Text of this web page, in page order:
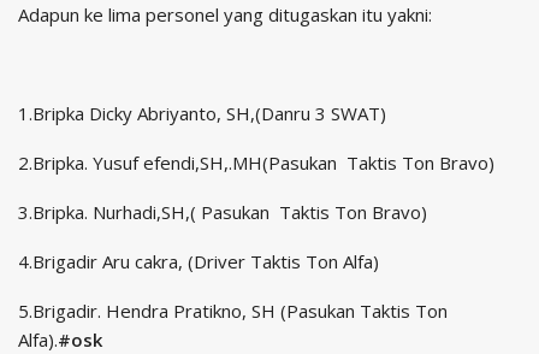
Adapun ke lima personel yang ditugaskan itu yakni:
1.Bripka Dicky Abriyanto, SH,(Danru 3 SWAT)
2.Bripka. Yusuf efendi,SH,.MH(Pasukan Taktis Ton Bravo)
3.Bripka. Nurhadi,SH,( Pasukan Taktis Ton Bravo)
4.Brigadir Aru cakra, (Driver Taktis Ton Alfa)
5.Brigadir. Hendra Pratikno, SH (Pasukan Taktis Ton
Alfa).#osk